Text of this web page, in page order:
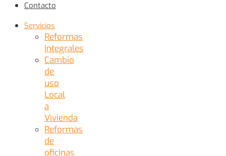
Contacto
Servicios
Reformas
Integrales
Cambio
de
uso
Local
a
Vivienda
Reformas
de
oficinas